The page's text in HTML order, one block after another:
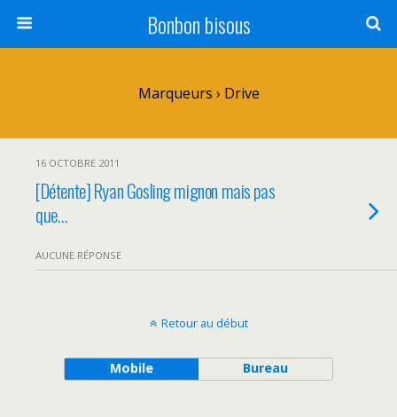
Bonbon bisous
Marqueurs › Drive
16 OCTOBRE 2011
[Détente] Ryan Gosling mignon mais pas
que…
AUCUNE RÉPONSE
Retour au début
Mobile Bureau